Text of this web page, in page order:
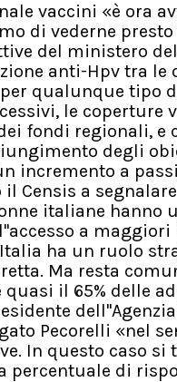
vaccini «è ora
di vederne
del ministero
anti-Hpv tra le
qualunque tipo
le coperture
fondi regionali,
degli
incremento a
il Censis a
italiane hanno
a
ha un ruolo
Ma resta
quasi il 65% delle
Pecorelli «nel
In questo caso si
percentuale di